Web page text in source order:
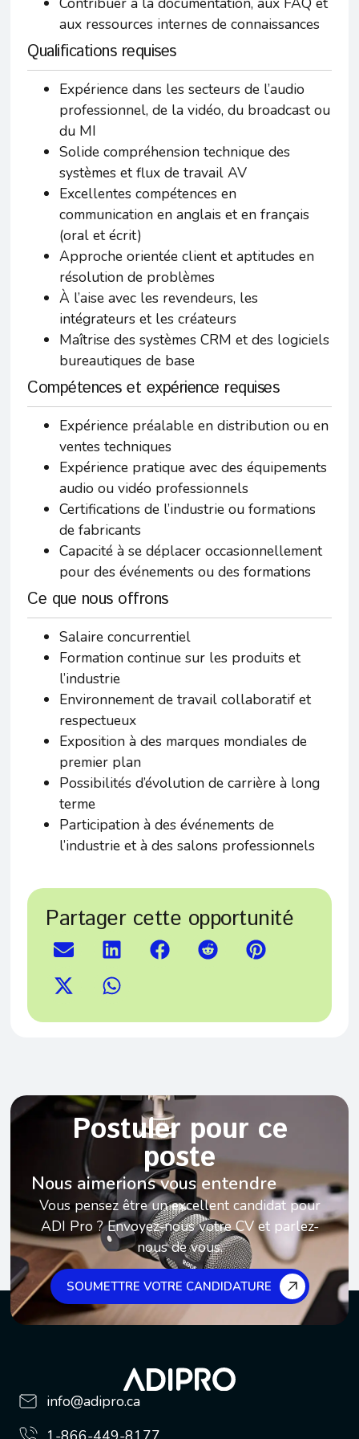
aux ressources internes de connaissances
Qualifications requises
Expérience dans les secteurs de l’audio
professionnel, de la vidéo, du broadcast ou
du MI
Solide compréhension technique des
systèmes et flux de travail AV
Excellentes compétences en
communication en anglais et en français
(oral et écrit)
Approche orientée client et aptitudes en
résolution de problèmes
À l’aise avec les revendeurs, les
intégrateurs et les créateurs
Maîtrise des systèmes CRM et des logiciels
bureautiques de base
Compétences et expérience requises
Expérience préalable en distribution ou en
ventes techniques
Expérience pratique avec des équipements
audio ou vidéo professionnels
Certifications de l’industrie ou formations
de fabricants
Capacité à se déplacer occasionnellement
pour des événements ou des formations
Ce que nous offrons
Salaire concurrentiel
Formation continue sur les produits et
l’industrie
Environnement de travail collaboratif et
respectueux
Exposition à des marques mondiales de
premier plan
Possibilités d’évolution de carrière à long
terme
Participation à des événements de
l’industrie et à des salons professionnels
Partager cette opportunité
Postuler pour ce
poste
Nous aimerions vous entendre
Vous pensez être un excellent candidat pour
ADI Pro ? Envoyez-nous votre CV et parlez-
nous de vous.
SOUMETTRE VOTRE CANDIDATURE
info@adipro.ca